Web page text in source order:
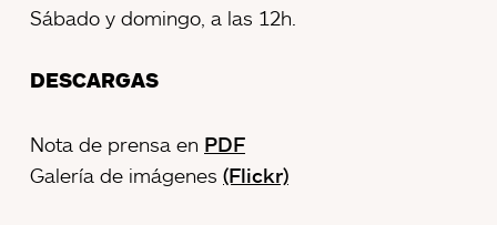
Sábado y domingo, a las 12h.
DESCARGAS
Nota de prensa en PDF
Galería de imágenes (Flickr)